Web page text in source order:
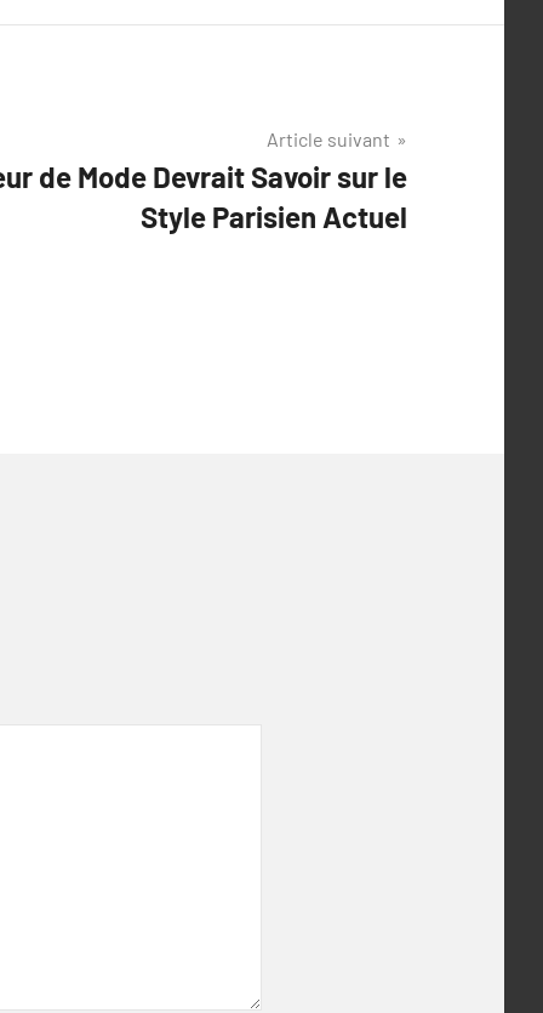
Article suivant
de Mode Devrait Savoir sur le
Style Parisien Actuel